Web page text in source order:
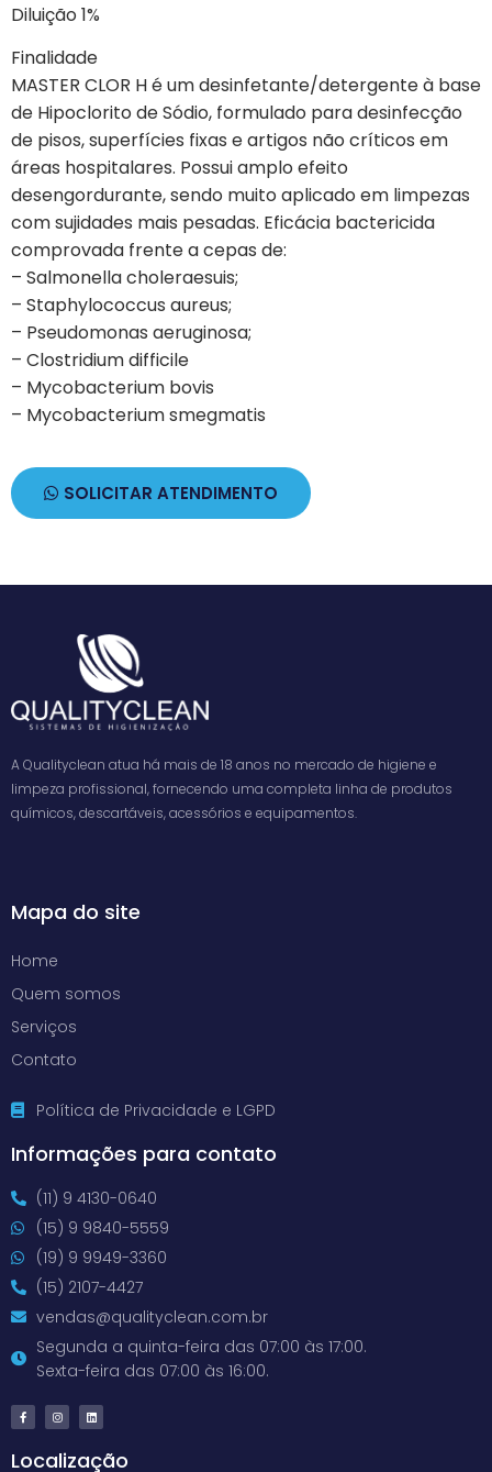
Diluição 1%
Finalidade
MASTER CLOR H é um desinfetante/detergente à base
de Hipoclorito de Sódio, formulado para desinfecção
de pisos, superfícies fixas e artigos não críticos em
áreas hospitalares. Possui amplo efeito
desengordurante, sendo muito aplicado em limpezas
com sujidades mais pesadas. Eficácia bactericida
comprovada frente a cepas de:
– Salmonella choleraesuis;
– Staphylococcus aureus;
– Pseudomonas aeruginosa;
– Clostridium difficile
– Mycobacterium bovis
– Mycobacterium smegmatis
SOLICITAR ATENDIMENTO
A Qualityclean atua há mais de 18 anos no mercado de higiene e
limpeza profissional, fornecendo uma completa linha de produtos
químicos, descartáveis, acessórios e equipamentos.
Mapa do site
Home
Quem somos
Serviços
Contato
Política de Privacidade e LGPD
Informações para contato
(11) 9 4130-0640
(15) 9 9840-5559
(19) 9 9949-3360
(15) 2107-4427
vendas@qualityclean.com.br
Segunda a quinta-feira das 07:00 às 17:00.
Sexta-feira das 07:00 às 16:00.
Localização